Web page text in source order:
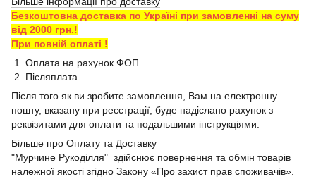
Безкоштовна доставка по Україні при замовленні на суму
від 2000 грн.!
При повній оплаті !
1. Оплата на рахунок ФОП
2. Післяплата.
Після того як ви зробите замовлення, Вам на електронну
пошту, вказану при реєстрації, буде надіслано рахунок з
реквізитами для оплати та подальшими інструкціями.
Більше про Оплату та Доставку
"Мурчине Рукоділля" здійснює повернення та обмін товарів
належної якості згідно Закону «Про захист прав споживачів».